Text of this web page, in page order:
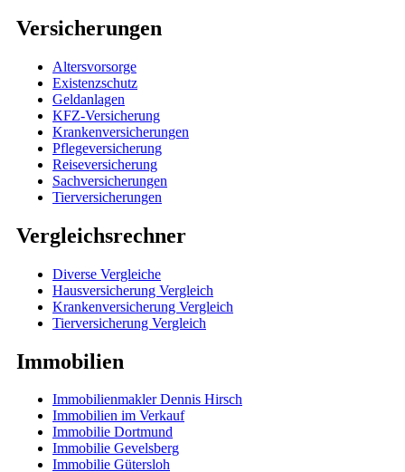
Versicherungen
Altersvorsorge
Existenzschutz
Geldanlagen
KFZ-Versicherung
Krankenversicherungen
Pflegeversicherung
Reiseversicherung
Sachversicherungen
Tierversicherungen
Vergleichsrechner
Diverse Vergleiche
Hausversicherung Vergleich
Krankenversicherung Vergleich
Tierversicherung Vergleich
Immobilien
Immobilienmakler Dennis Hirsch
Immobilien im Verkauf
Immobilie Dortmund
Immobilie Gevelsberg
Immobilie Gütersloh